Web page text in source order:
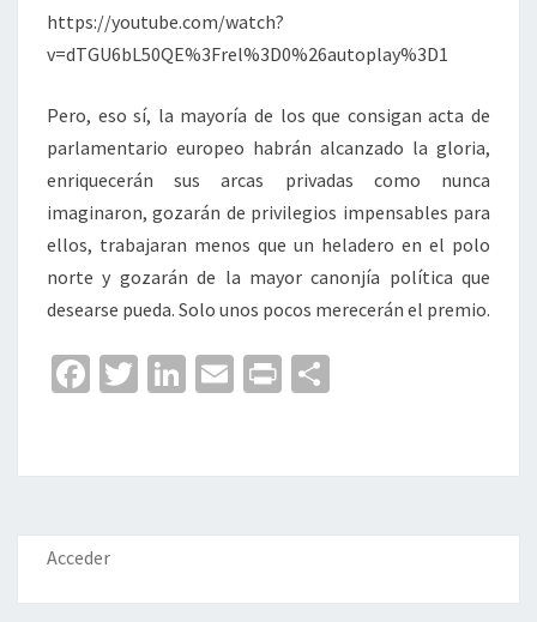
https://youtube.com/watch?
v=dTGU6bL50QE%3Frel%3D0%26autoplay%3D1
Pero, eso sí, la mayoría de los que consigan acta de
parlamentario europeo habrán alcanzado la gloria,
enriquecerán sus arcas privadas como nunca
imaginaron, gozarán de privilegios impensables para
ellos, trabajaran menos que un heladero en el polo
norte y gozarán de la mayor canonjía política que
desearse pueda. Solo unos pocos merecerán el premio.
Fa
o
o
k
T
er
Li
dI
n
E
l
Pr
p
ar
Acceder